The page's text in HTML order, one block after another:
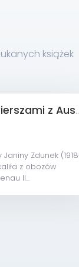
książek
Zeszyt z
Janiny Zdunek
z obozów
II...